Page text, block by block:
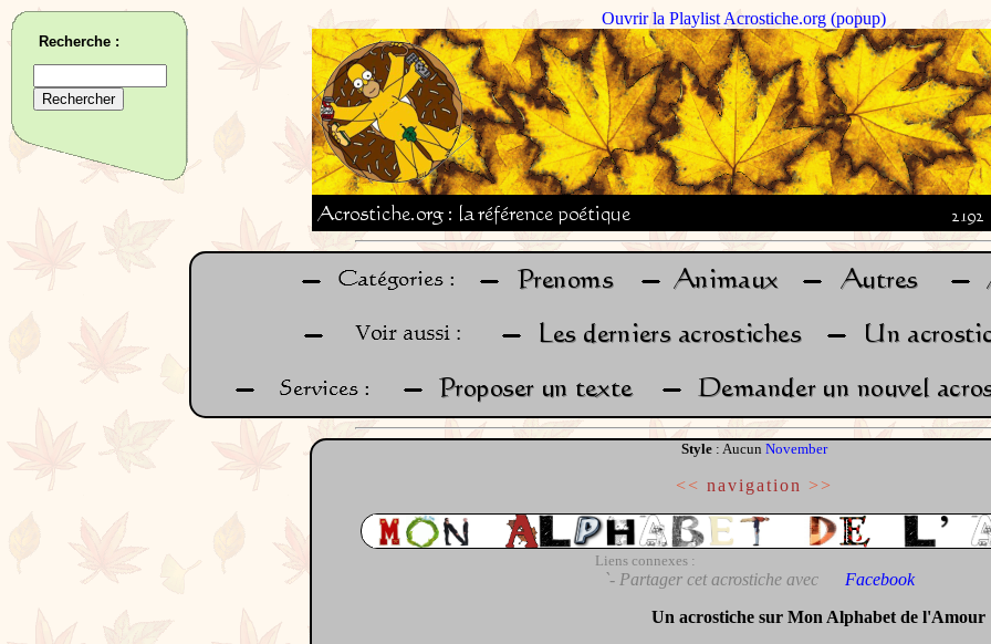
Ouvrir la Playlist Acrostiche.org (popup)
Style : Aucun November
<< navigation >>
Liens connexes :
`- Partager cet acrostiche avec
Facebook
Un acrostiche sur Mon Alphabet de l'Amour
Recherche :